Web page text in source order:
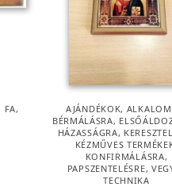
FA,
AJÁNDÉKOK,
BÉRMÁLÁSRA,
HÁZASSÁGRA,
KÉZMŰVES
KONFIRMÁLÁSRA,
PAPSZENTELÉSRE,
TECHNIKA